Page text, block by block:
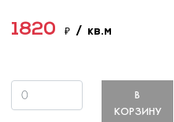
1820₽/ кв.м
В
КОРЗИНУ